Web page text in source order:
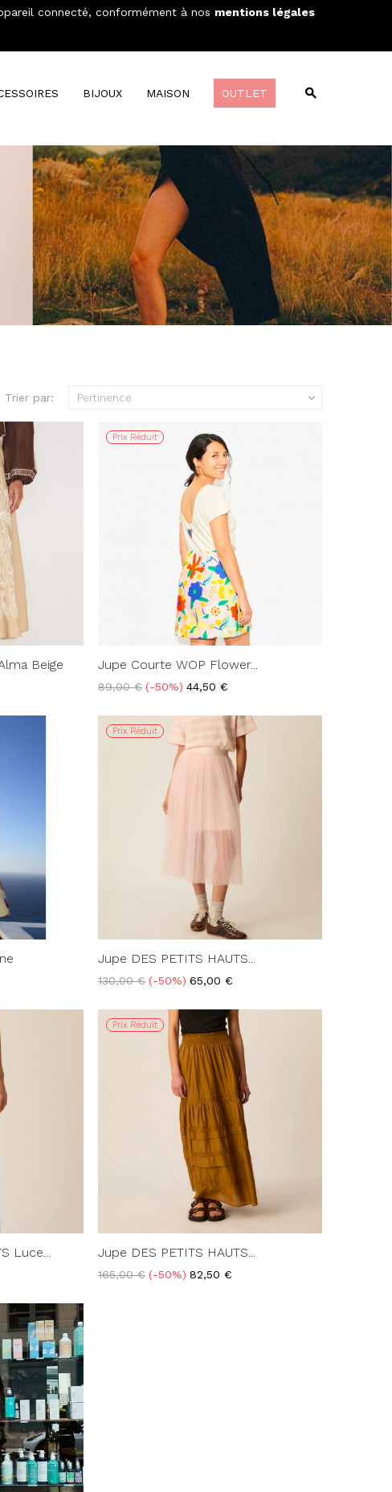
BIJOUX MAISON OUTLET
Trier par: Pertinence 
Beige
Prix Réduit
Jupe Courte WOP Flower...
Prix
89,00 € -50% Prix
44,50 €
Prix Réduit
Jupe DES PETITS HAUTS...
Prix
130,00 € -50% Prix
65,00 €
Luce...
Prix Réduit
Jupe DES PETITS HAUTS...
Prix
165,00 € -50% Prix
82,50 €
connecté, conformément à nos mentions légales